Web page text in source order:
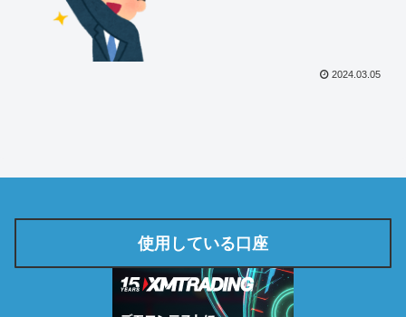
2024.03.05
使用している口座